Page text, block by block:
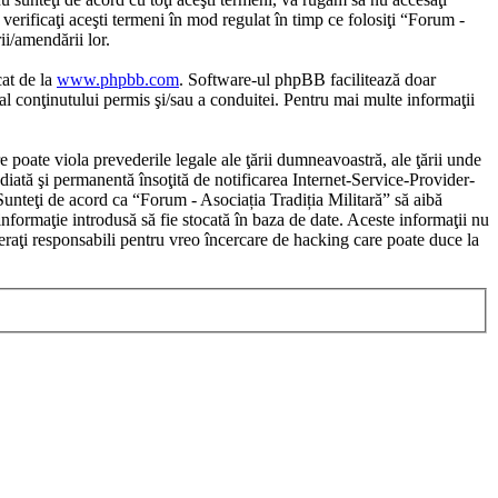
aceşti termeni în mod regulat în timp ce folosiţi “Forum -
amendării lor.
de la www.phpbb.com. Software-ul phpBB facilitează doar
conţinutului permis şi/sau a conduitei. Pentru mai multe informaţii
viola prevederile legale ale ţării dumneavoastră, ale ţării unde
şi permanentă însoţită de notificarea Internet-Service-Provider-
de acord ca “Forum - Asociația Tradiția Militară” să aibă
introdusă să fie stocată în baza de date. Aceste informaţii nu
responsabili pentru vreo încercare de hacking care poate duce la